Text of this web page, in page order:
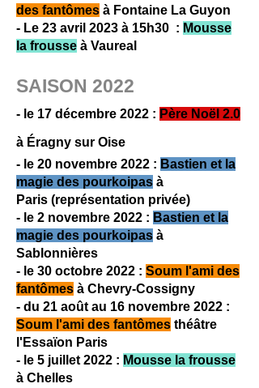
des fantômes à Fontaine La Guyon
- Le 23 avril 2023 à 15h30 : Mousse
la frousse à Vaureal
SAISON 2022
- le 17 décembre 2022 : Père Noël 2.0
à Éragny sur Oise
- le 20 novembre 2022 : Bastien et la
magie des pourkoipas à
Paris (représentation privée)
- le 2 novembre 2022 : Bastien et la
magie des pourkoipas à
Sablonnières
- le 30 octobre 2022 : Soum l'ami des
fantômes à Chevry-Cossigny
- du 21 août au 16 novembre 2022 :
Soum l'ami des fantômes théâtre
l'Essaïon Paris
- le 5 juillet 2022 : Mousse la frousse
à Chelles